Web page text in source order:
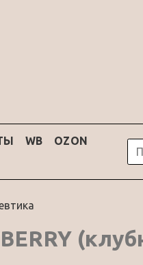
WB
OZON